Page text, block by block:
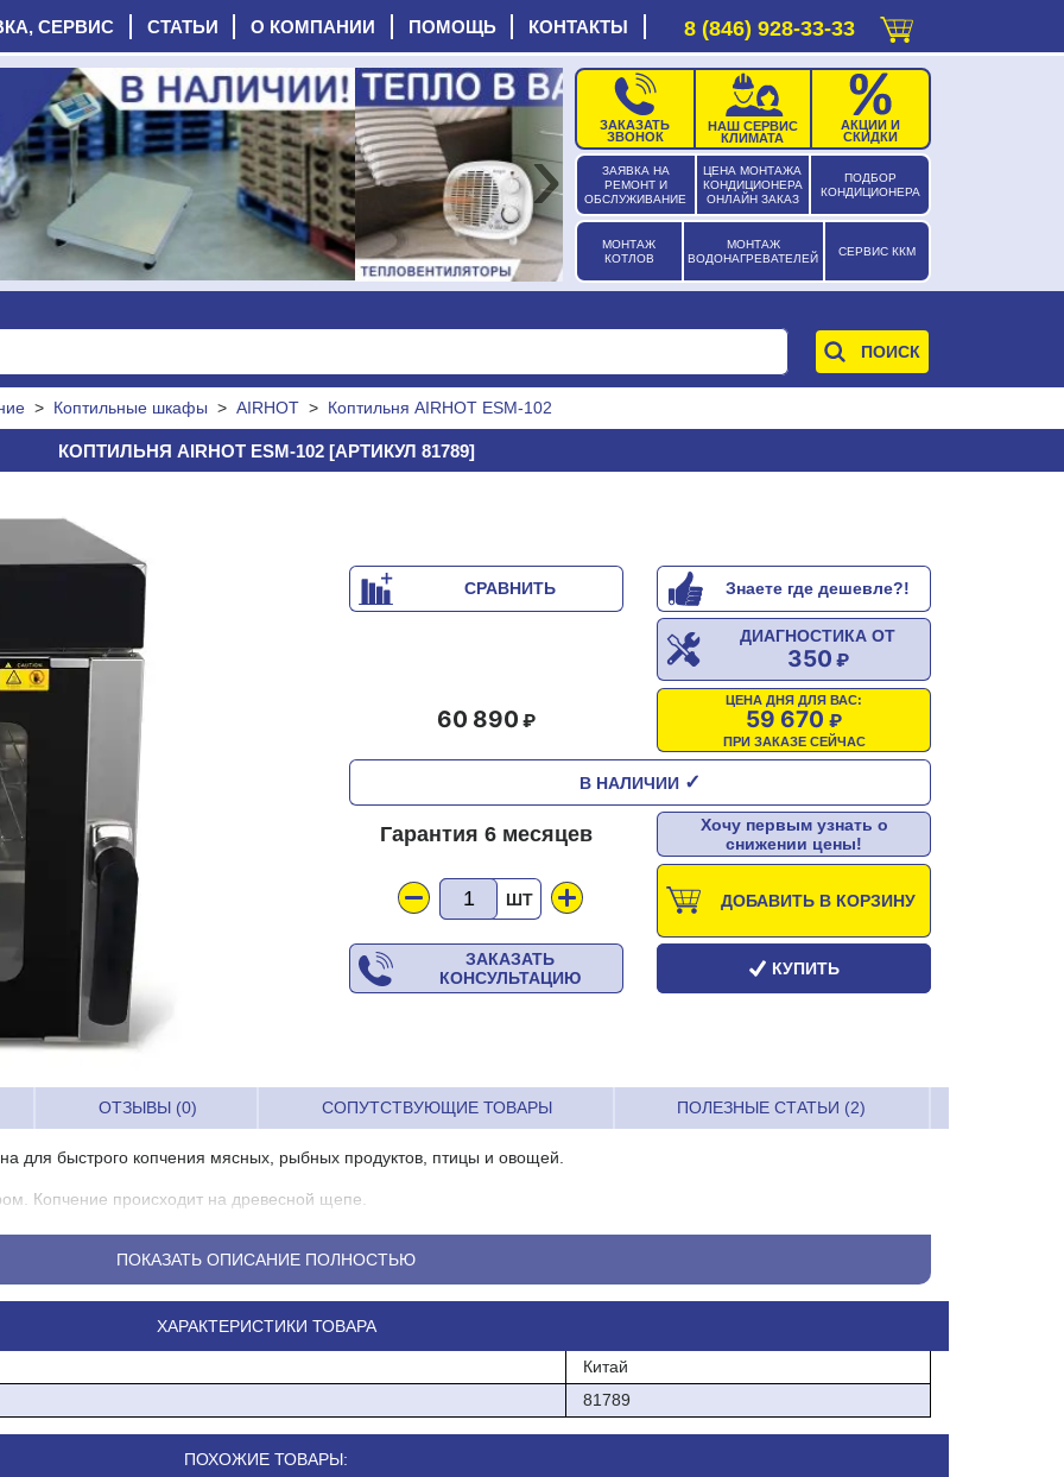
СЕРВИС СТАТЬИ О КОМПАНИИ ПОМОЩЬ КОНТАКТЫ 8 (846) 928-33-33
ЗАЯВКА НА
РЕМОНТ И
ОБСЛУЖИВАНИЕ
ЦЕНА МОНТАЖА
КОНДИЦИОНЕРА
ОНЛАЙН ЗАКАЗ
ПОДБОР
КОНДИЦИОНЕРА
МОНТАЖ
КОТЛОВ
МОНТАЖ
ВОДОНАГРЕВАТЕЛЕЙ
СЕРВИС ККМ
ЗАКАЗАТЬ
ЗВОНОК
НАШ СЕРВИС
КЛИМАТА
АКЦИИ И
СКИДКИ
›
> Коптильные шкафы > AIRHOT > Коптильня AIRHOT ESM-102
КОПТИЛЬНЯ AIRHOT ESM-102 [АРТИКУЛ 81789]
СРАВНИТЬ Знаете где дешевле?!
ДИАГНОСТИКА ОТ
350
ЦЕНА ДНЯ ДЛЯ ВАС:
59 670
ПРИ ЗАКАЗЕ СЕЙЧАС
60 890
В НАЛИЧИИ ✓
Гарантия 6 месяцев
Хочу первым узнать о
снижении цены!
ШТ ДОБАВИТЬ В КОРЗИНУ
ЗАКАЗАТЬ
КОНСУЛЬТАЦИЮ
КУПИТЬ
ОТЗЫВЫ (0) СОПУТСТВУЮЩИЕ ТОВАРЫ ПОЛЕЗНЫЕ СТАТЬИ (2)
быстрого копчения мясных, рыбных продуктов, птицы и овощей.
Копчение происходит на древесной щепе.
ящик для древесной щепы
к принудительной вентиляции
ПОКАЗАТЬ ОПИСАНИЕ ПОЛНОСТЬЮ
ХАРАКТЕРИСТИКИ ТОВАРА
Китай
81789
ПОХОЖИЕ ТОВАРЫ: